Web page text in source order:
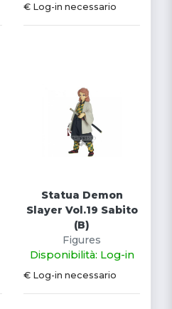
€ Log-in necessario
Statua Demon
Slayer Vol.19 Sabito
(B)
Figures
Disponibilità: Log-in
€ Log-in necessario